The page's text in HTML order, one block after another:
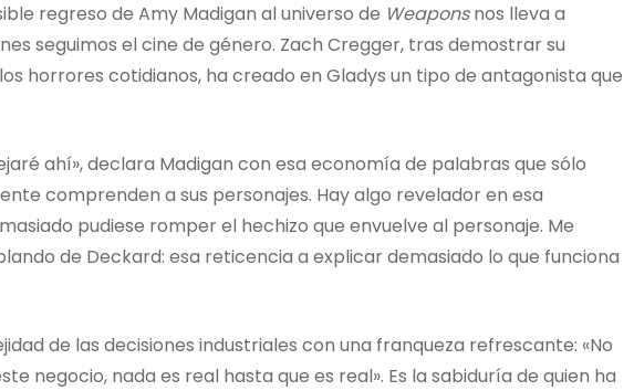
regreso de Amy Madigan al universo de Weaponsnos lleva a
seguimos el cine de género. Zach Cregger, tras demostrar su
horrores cotidianos, ha creado en Gladys un tipo de antagonista que
ahí», declara Madigan con esa economía de palabras que sólo
comprenden a sus personajes. Hay algo revelador en esa
pudiese romper el hechizo que envuelve al personaje. Me
de Deckard: esa reticencia a explicar demasiado lo que funciona
de las decisiones industriales con una franqueza refrescante: «No
negocio, nada es real hasta que es real». Es la sabiduría de quien ha